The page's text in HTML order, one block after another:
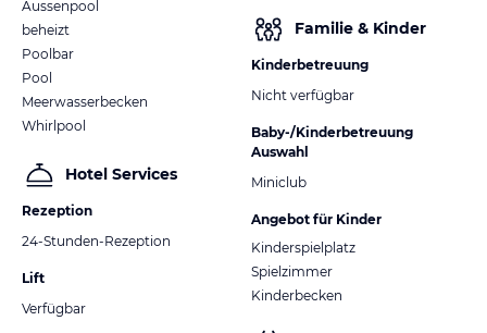
Aussenpool
beheizt
Poolbar
Pool
Meerwasserbecken
Whirlpool
Hotel Services
Rezeption
24-Stunden-Rezeption
Lift
Verfügbar
Familie & Kinder
Kinderbetreuung
Nicht verfügbar
Baby-/Kinderbetreuung
Auswahl
Miniclub
Angebot für Kinder
Kinderspielplatz
Spielzimmer
Kinderbecken